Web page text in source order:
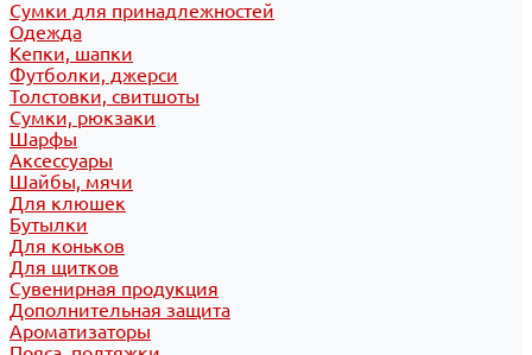
Сумки для принадлежностей
Одежда
Кепки, шапки
Футболки, джерси
Толстовки, свитшоты
Сумки, рюкзаки
Шарфы
Аксессуары
Шайбы, мячи
Для клюшек
Бутылки
Для коньков
Для щитков
Сувенирная продукция
Дополнительная защита
Ароматизаторы